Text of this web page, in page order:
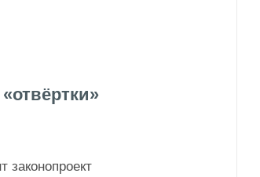
законопроект